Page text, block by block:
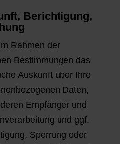
Berichtigung,
Rahmen der
Bestimmungen das
Auskunft über Ihre
Daten,
Empfänger und
und ggf.
Sperrung oder